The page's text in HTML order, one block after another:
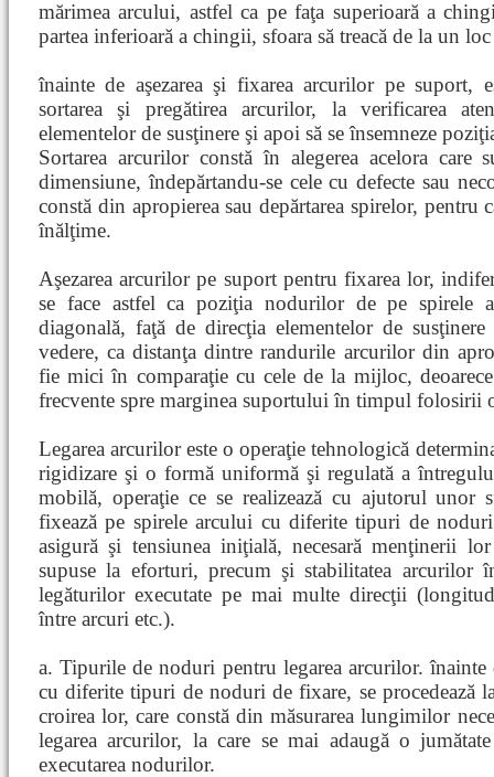
mărimea arcului, astfel ca pe faţa superioară a
partea inferioară a chingii, sfoara să treacă de la un
înainte de aşezarea şi fixarea arcurilor pe suport,
sortarea şi pregătirea arcurilor, la verificarea
elementelor de susţinere şi apoi să se însemneze
Sortarea arcurilor constă în alegerea acelora care
dimensiune, îndepărtandu-se cele cu defecte sau
constă din apropierea sau depărtarea spirelor, pentru
înălţime.
Aşezarea arcurilor pe suport pentru fixarea lor,
se face astfel ca poziţia nodurilor de pe spirele
diagonală, faţă de direcţia elementelor de
vedere, ca distanţa dintre randurile arcurilor din
fie mici în comparaţie cu cele de la mijloc,
frecvente spre marginea suportului în timpul folosirii
Legarea arcurilor este o operaţie tehnologică
rigidizare şi o formă uniformă şi regulată a
mobilă, operaţie ce se realizează cu ajutorul unor
fixează pe spirele arcului cu diferite tipuri de
asigură şi tensiunea iniţială, necesară menţinerii
supuse la eforturi, precum şi stabilitatea arcurilor
legăturilor executate pe mai multe direcţii
între arcuri etc.).
a. Tipurile de noduri pentru legarea arcurilor. înainte
cu diferite tipuri de noduri de fixare, se procedează
croirea lor, care constă din măsurarea lungimilor
legarea arcurilor, la care se mai adaugă o
executarea nodurilor.